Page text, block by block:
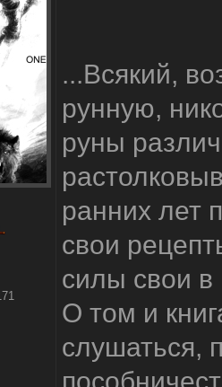
...Всякий,
рунную,
руны
ранних лет
свои
силы свои в
О том и
слушаться,